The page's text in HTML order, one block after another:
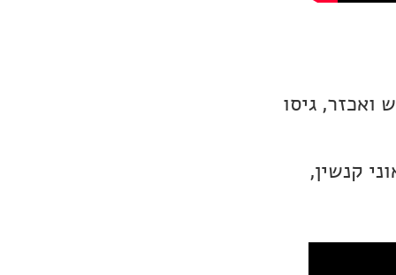
ואכזר, גיסו
קנשין,